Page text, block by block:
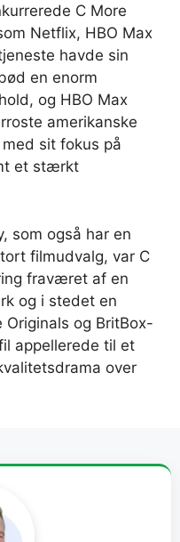
C More
Netflix, HBO Max
havde sin
en enorm
og HBO Max
amerikanske
sit fokus på
et stærkt
som også har en
filmudvalg, var C
fraværet af en
og i stedet en
og BritBox-
appellerede til et
over